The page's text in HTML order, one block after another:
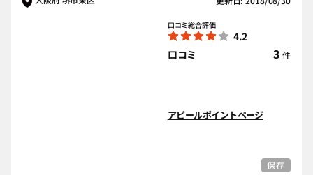
口コミ総合評価
4.2
口コミ
3 件
アピールポイントページ
保存